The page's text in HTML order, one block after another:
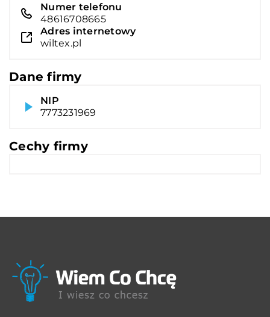
Numer telefonu
48616708665
Adres internetowy
wiltex.pl
Dane firmy
NIP
7773231969
Cechy firmy